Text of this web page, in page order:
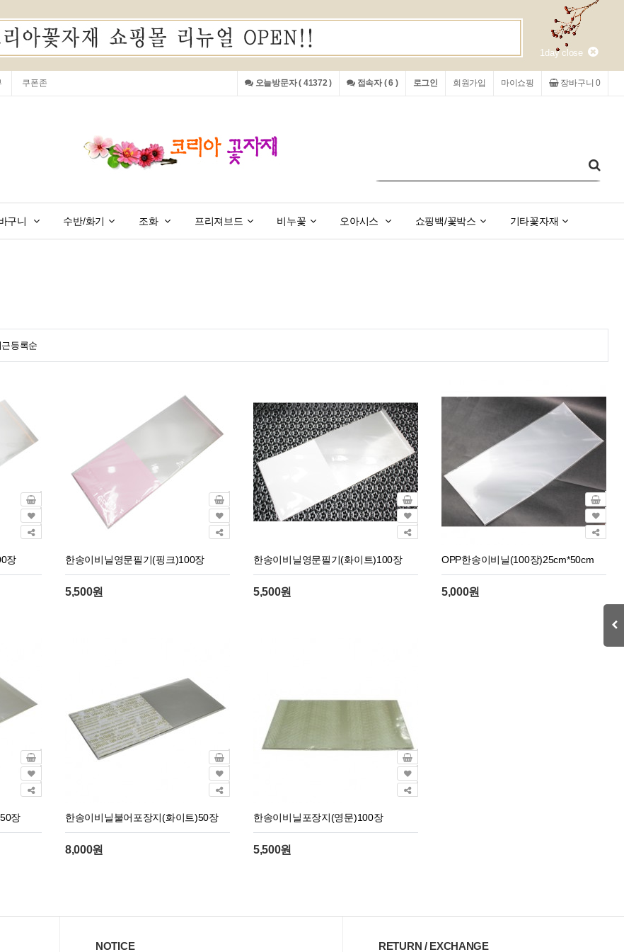
1day close
쿠폰존 장바구니 0
마이쇼핑
회원가입
로그인
접속자 ( 6 )
오늘방문자 ( 41372 )
구니 수반/화기 조화 프리져브드 비누꽃 오아시스 쇼핑백/꽃박스 기타꽃자재
근등록순
장 한송이비닐영문필기(핑크)100장
5,500원
한송이비닐영문필기(화이트)100장
5,500원
OPP한송이비닐(100장)25cm*50cm
5,000원
장 한송이비닐불어포장지(화이트)50장
8,000원
한송이비닐포장지(영문)100장
5,500원
NOTICE RETURN / EXCHANGE